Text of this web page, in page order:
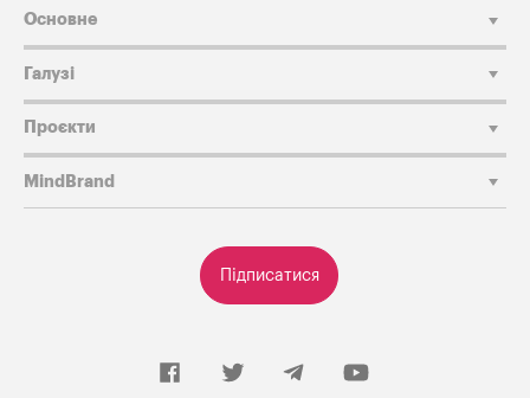
Підписатися
Основне
Галузі
Проєкти
MindBrand